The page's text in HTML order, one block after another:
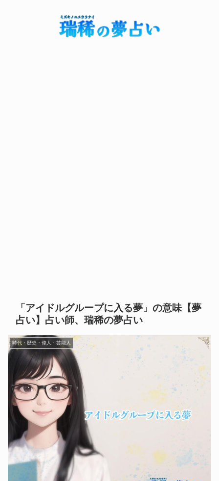
「アイドルグループに入る夢」の意味【夢
占い】占い師、瑞稀の夢占い
時代・歴史・偉人・芸能人